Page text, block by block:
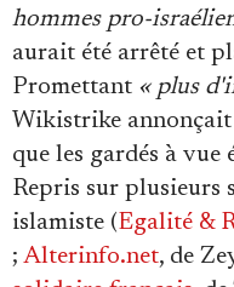
hommes pro-
aurait été arrêté et
Promettant « plus
Wikistrike annonçait
que les gardés à vue
Repris sur plusieurs
islamiste (Egalité &
; Alterinfo.net, de